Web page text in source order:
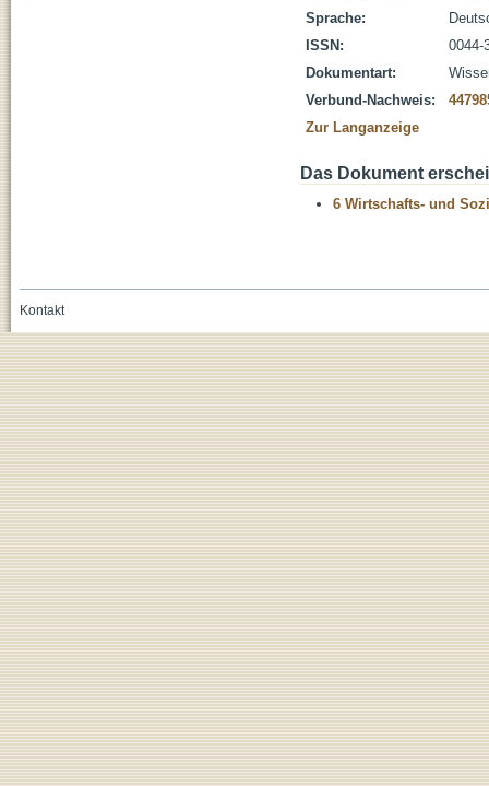
Sprache:
ISSN:
0044-
Dokumentart:
Verbund-Nachweis:
Zur Langanzeige
Das Dokument
6 Wirtschafts- und
Kontakt